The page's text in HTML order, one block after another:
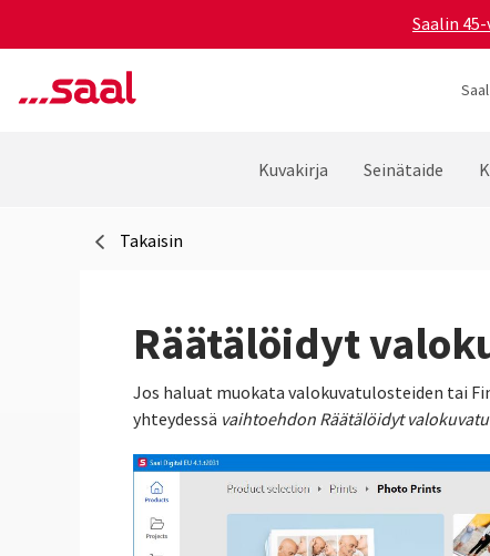
Saalin
Kuvakirja Seinätaide
Takaisin
Räätälöidyt
Jos haluat muokata valokuvatulosteiden tai
yhteydessä vaihtoehdon Räätälöidyt